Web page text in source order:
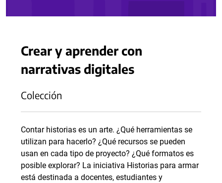
Crear y aprender con
narrativas digitales
Colección
Contar historias es un arte. ¿Qué herramientas se
utilizan para hacerlo? ¿Qué recursos se pueden
usan en cada tipo de proyecto? ¿Qué formatos es
posible explorar? La iniciativa Historias para armar
está destinada a docentes, estudiantes y